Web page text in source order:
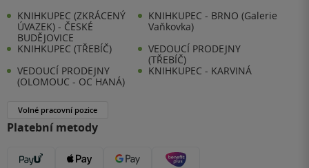
KNIHKUPEC (ZKRÁCENÝ
ÚVAZEK) - ČESKÉ
BUDĚJOVICE
KNIHKUPEC - BRNO (Galerie
Vaňkovka)
KNIHKUPEC (TŘEBÍČ)
VEDOUCÍ PRODEJNY
(TŘEBÍČ)
VEDOUCÍ PRODEJNY
(OLOMOUC - OC HANÁ)
KNIHKUPEC - KARVINÁ
Volné pracovní pozice
Platební metody